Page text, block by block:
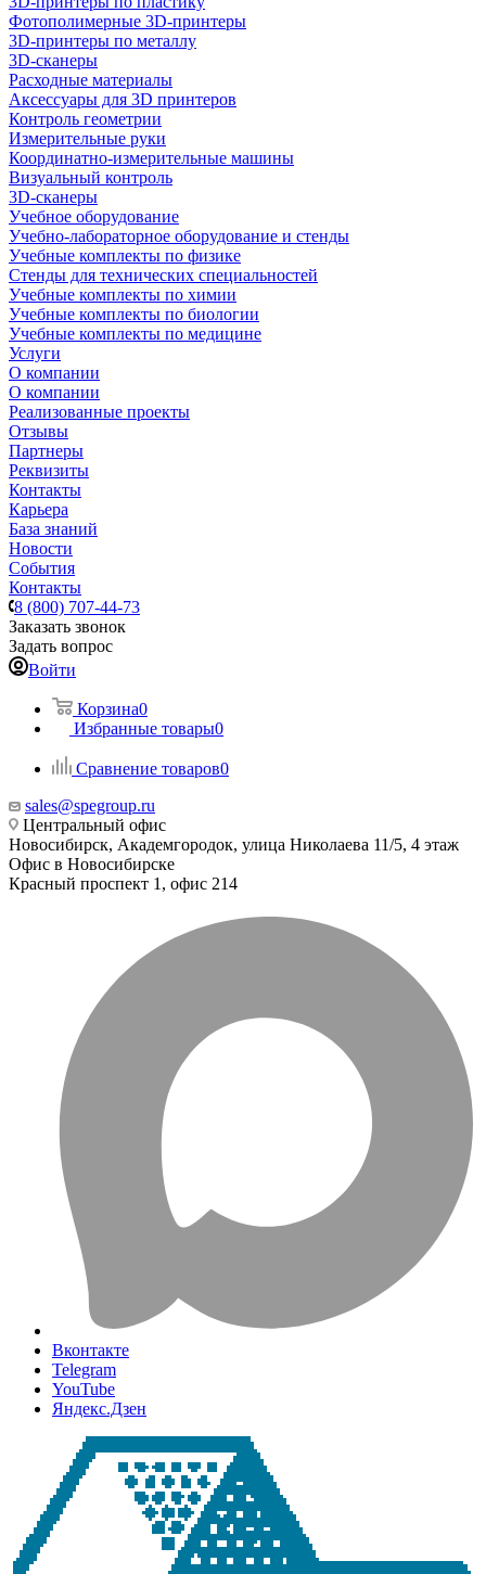
Фотополимерные 3D-принтеры
3D-принтеры по металлу
3D-сканеры
Расходные материалы
Аксессуары для 3D принтеров
Контроль геометрии
Измерительные руки
Координатно-измерительные машины
Визуальный контроль
3D-сканеры
Учебное оборудование
Учебно-лабораторное оборудование и стенды
Учебные комплекты по физике
Стенды для технических специальностей
Учебные комплекты по химии
Учебные комплекты по биологии
Учебные комплекты по медицине
Услуги
О компании
О компании
Реализованные проекты
Отзывы
Партнеры
Реквизиты
Контакты
Карьера
База знаний
Новости
События
Контакты
8 (800) 707-44-73
Заказать звонок
Задать вопрос
Войти
Корзина0
Избранные товары0
Сравнение товаров0
sales@spegroup.ru
Центральный офис
Новосибирск, Академгородок, улица Николаева 11/5, 4 этаж
Офис в Новосибирске
Красный проспект 1, офис 214
Вконтакте
Telegram
YouTube
Яндекс.Дзен